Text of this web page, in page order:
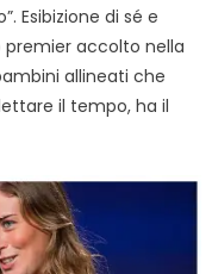
Esibizione di sé e
premier accolto nella
allineati che
il tempo, ha il